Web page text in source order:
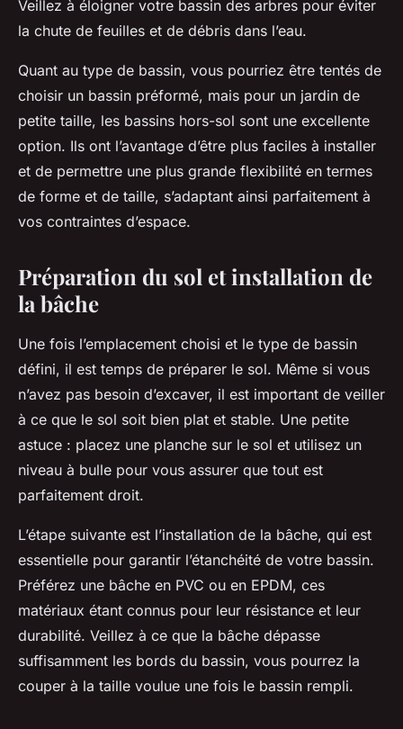
Veillez à éloigner votre bassin des arbres pour éviter
la chute de feuilles et de débris dans l’eau.
Quant au type de bassin, vous pourriez être tentés de
choisir un bassin préformé, mais pour un jardin de
petite taille, les bassins hors-sol sont une excellente
option. Ils ont l’avantage d’être plus faciles à installer
et de permettre une plus grande flexibilité en termes
de forme et de taille, s’adaptant ainsi parfaitement à
vos contraintes d’espace.
Préparation du sol et installation de
la bâche
Une fois l’emplacement choisi et le type de bassin
défini, il est temps de préparer le sol. Même si vous
n’avez pas besoin d’excaver, il est important de veiller
à ce que le sol soit bien plat et stable. Une petite
astuce : placez une planche sur le sol et utilisez un
niveau à bulle pour vous assurer que tout est
parfaitement droit.
L’étape suivante est l’installation de la bâche, qui est
essentielle pour garantir l’étanchéité de votre bassin.
Préférez une bâche en PVC ou en EPDM, ces
matériaux étant connus pour leur résistance et leur
durabilité. Veillez à ce que la bâche dépasse
suffisamment les bords du bassin, vous pourrez la
couper à la taille voulue une fois le bassin rempli.